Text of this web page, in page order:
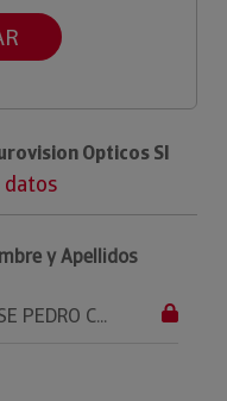
Opticos Sl
datos
y Apellidos
PEDRO C...